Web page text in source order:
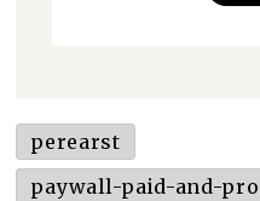
perearst
paywall-paid-and-